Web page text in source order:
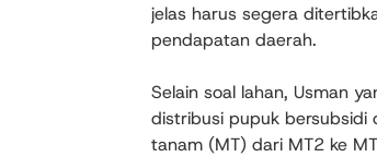
jelas harus segera
pendapatan daerah.
Selain soal lahan, Usman
distribusi pupuk bersubsidi
tanam (MT) dari MT2 ke